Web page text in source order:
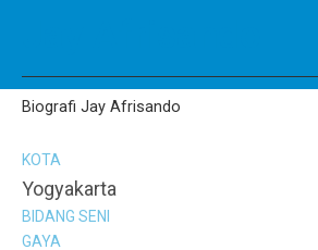
Biografi Jay Afrisando
KOTA
Yogyakarta
BIDANG SENI
GAYA